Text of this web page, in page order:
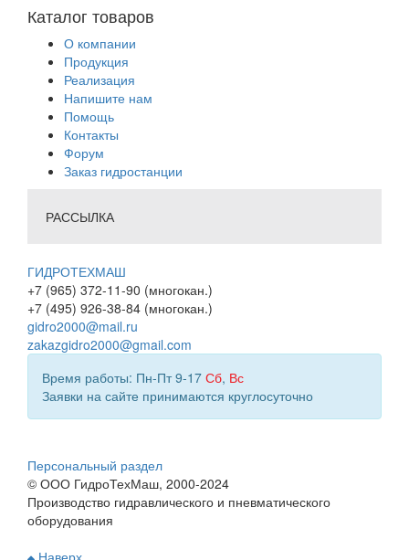
Каталог товаров
О компании
Продукция
Реализация
Напишите нам
Помощь
Контакты
Форум
Заказ гидростанции
РАССЫЛКА
ГИДРОТЕХМАШ
+7 (965) 372-11-90 (многокан.)
+7 (495) 926-38-84 (многокан.)
gidro2000@mail.ru
zakazgidro2000@gmail.com
Время работы: Пн-Пт 9-17 Сб, Вс
Заявки на сайте принимаются круглосуточно
Персональный раздел
© ООО ГидроТехМаш, 2000-2024
Производство гидравлического и пневматического
оборудования